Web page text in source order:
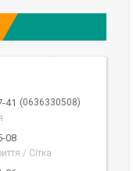
41
0636330508
08
/ Сітка